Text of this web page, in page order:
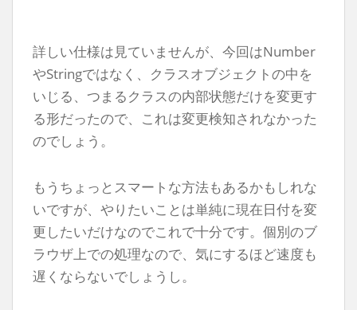
詳しい仕様は見ていませんが、今回はNumber
やStringではなく、クラスオブジェクトの中を
いじる、つまるクラスの内部状態だけを変更す
る形だったので、これは変更検知されなかった
のでしょう。
もうちょっとスマートな方法もあるかもしれな
いですが、やりたいことは単純に現在日付を変
更したいだけなのでこれで十分です。個別のブ
ラウザ上での処理なので、気にするほど速度も
遅くならないでしょうし。